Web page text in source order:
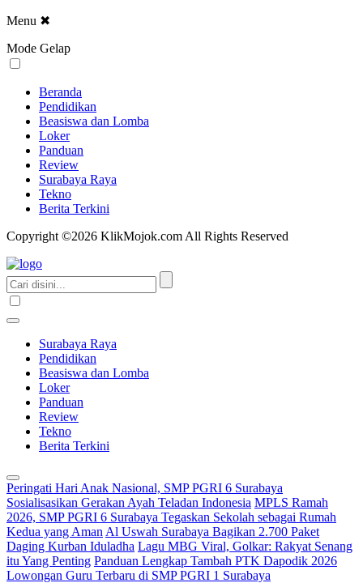
Menu ✖
Mode Gelap
Beranda
Pendidikan
Beasiswa dan Lomba
Loker
Panduan
Review
Surabaya Raya
Tekno
Berita Terkini
Copyright ©2026 KlikMojok.com All Rights Reserved
Surabaya Raya
Pendidikan
Beasiswa dan Lomba
Loker
Panduan
Review
Tekno
Berita Terkini
Peringati Hari Anak Nasional, SMP PGRI 6 Surabaya
Sosialisasikan Gerakan Ayah Teladan Indonesia MPLS Ramah
2026, SMP PGRI 6 Surabaya Tegaskan Sekolah sebagai Rumah
Kedua yang Aman Al Uswah Surabaya Bagikan 2.700 Paket
Daging Kurban Iduladha Lagu MBG Viral, Golkar: Rakyat Senang
itu Yang Penting Panduan Lengkap Tambah PTK Dapodik 2026
Lowongan Guru Terbaru di SMP PGRI 1 Surabaya